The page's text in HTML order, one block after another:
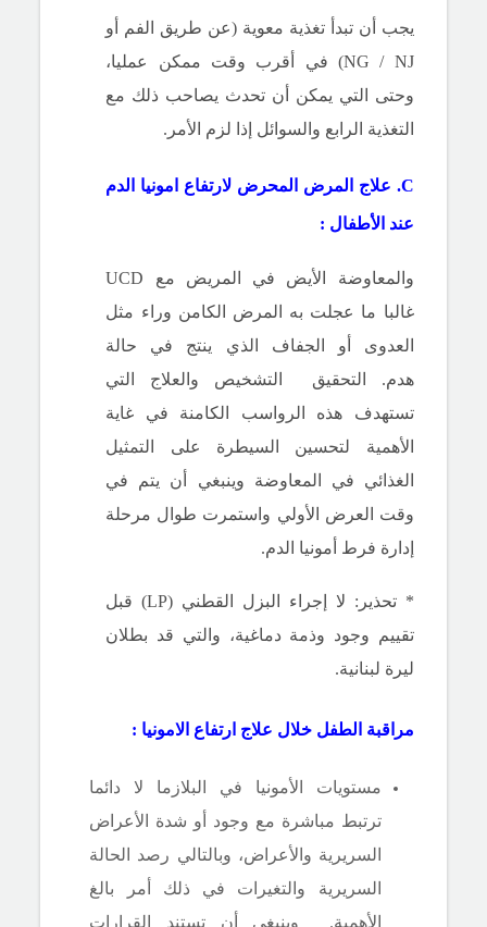
يجب أن تبدأ تغذية معوية (عن طريق الفم أو
NG / NJ) في أقرب وقت ممكن عمليا،
وحتى التي يمكن أن تحدث يصاحب ذلك مع
التغذية الرابع والسوائل إذا لزم الأمر.
C. علاج المرض المحرض لارتفاع امونيا الدم
عند الأطفال :
والمعاوضة الأيض في المريض مع UCD
غالبا ما عجلت به المرض الكامن وراء مثل
العدوى أو الجفاف الذي ينتج في حالة
هدم.
التحقيق
التشخيص والعلاج التي
تستهدف هذه الرواسب الكامنة في غاية
الأهمية لتحسين السيطرة على التمثيل
الغذائي في المعاوضة وينبغي أن يتم في
وقت العرض الأولي واستمرت طوال مرحلة
إدارة فرط أمونيا الدم.
* تحذير: لا إجراء البزل القطني (LP) قبل
تقييم وجود وذمة دماغية، والتي قد بطلان
ليرة لبنانية.
مراقبة الطفل خلال علاج ارتفاع الامونيا :
مستويات الأمونيا في
البلازما لا دائما
ترتبط مباشرة مع وجود أو شدة الأعراض
السريرية والأعراض، وبالتالي رصد الحالة
السريرية والتغيرات في ذلك أمر بالغ
الأهمية.
وينبغي أن تستند القرارات